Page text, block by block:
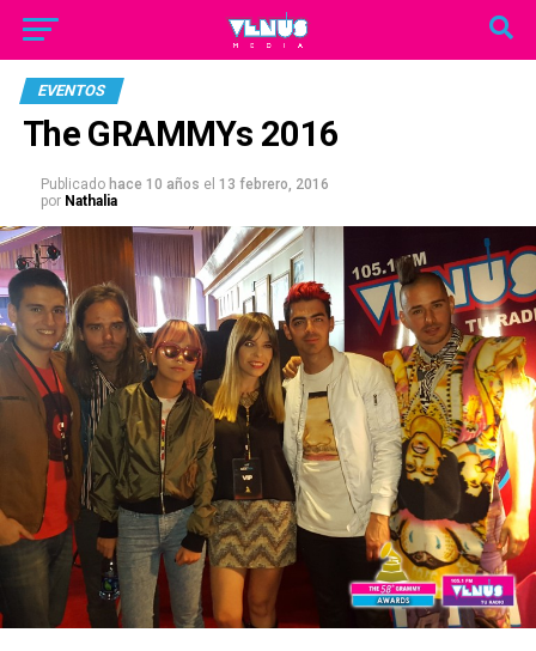
EVENTOS
The GRAMMYs 2016
Publicado hace 10 años el 13 febrero, 2016
por Nathalia